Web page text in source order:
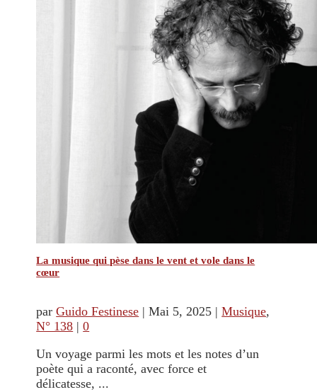
La musique qui pèse dans le vent et vole dans le
cœur
parGuido Festinese |Mai 5, 2025 |Musique,
N° 138 |0
Un voyage parmi les mots et les notes d’un
poète qui a raconté, avec force et
délicatesse, ...